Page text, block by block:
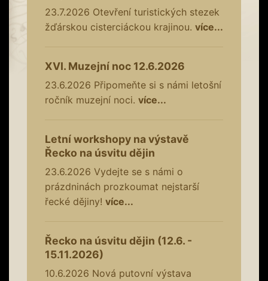
23.7.2026 Otevření turistických stezek
žďárskou cisterciáckou krajinou. více...
XVI. Muzejní noc 12.6.2026
23.6.2026 Připomeňte si s námi letošní
ročník muzejní noci. více...
Letní workshopy na výstavě
Řecko na úsvitu dějin
23.6.2026 Vydejte se s námi o
prázdninách prozkoumat nejstarší
řecké dějiny! více...
Řecko na úsvitu dějin (12.6. -
15.11.2026)
10.6.2026 Nová putovní výstava